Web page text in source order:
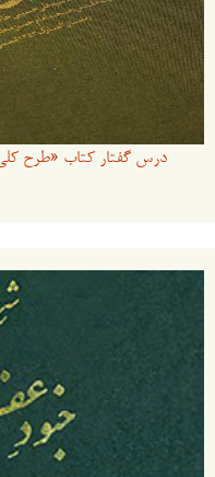
درس گفتار کتاب «طرح